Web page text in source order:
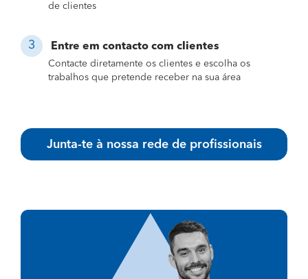
de clientes
Entre em contacto com clientes
Contacte diretamente os clientes e escolha os
trabalhos que pretende receber na sua área
Junta-te à nossa rede de profissionais